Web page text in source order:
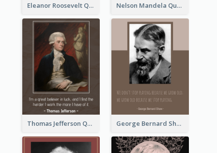
Eleanor Roosevelt Quote Nelson Mandela Quote 02
Thomas Jefferson Quote George Bernard Shaw Quote 02